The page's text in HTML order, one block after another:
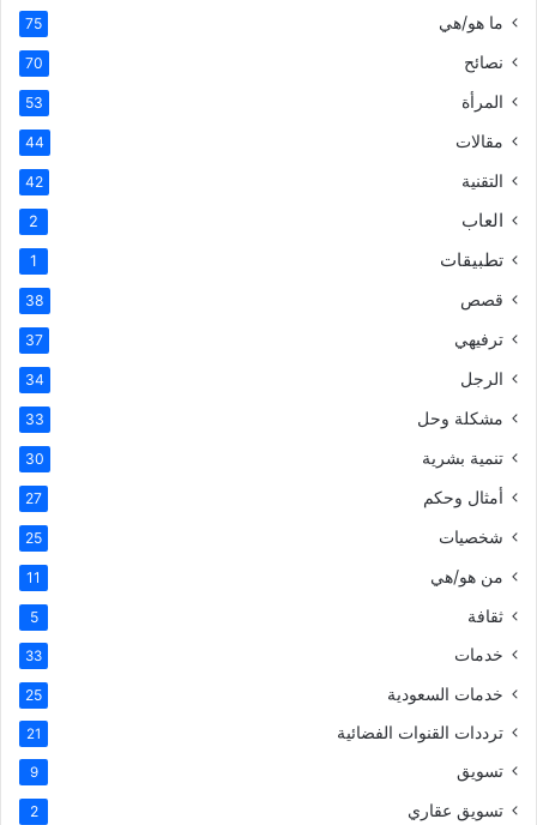
ما هو/هي 75
نصائح 70
المرأة 53
مقالات 44
التقنية 42
العاب 2
تطبيقات 1
قصص 38
ترفيهي 37
الرجل 34
مشكلة وحل 33
تنمية بشرية 30
أمثال وحكم 27
شخصيات 25
من هو/هي 11
ثقافة 5
خدمات 33
خدمات السعودية 25
ترددات القنوات الفضائية 21
تسويق 9
تسويق عقاري 2